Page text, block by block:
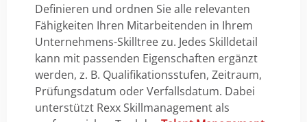
Definieren und ordnen Sie alle relevanten
Fähigkeiten Ihren Mitarbeitenden in Ihrem
Unternehmens-Skilltree zu. Jedes Skilldetail
kann mit passenden Eigenschaften ergänzt
werden, z. B. Qualifikationsstufen, Zeitraum,
Prüfungsdatum oder Verfallsdatum. Dabei
unterstützt Rexx Skillmanagement als